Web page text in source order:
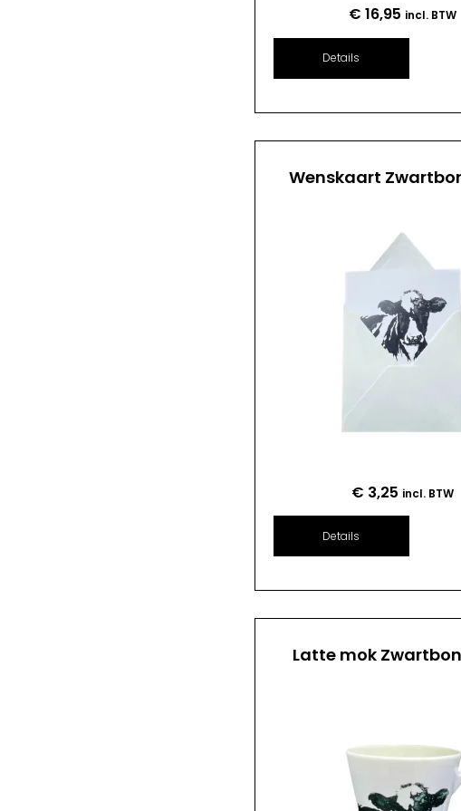
€ 16,95 incl. BTW
Details
Wenskaart
€ 3,25 incl. BTW
Details
Latte mok